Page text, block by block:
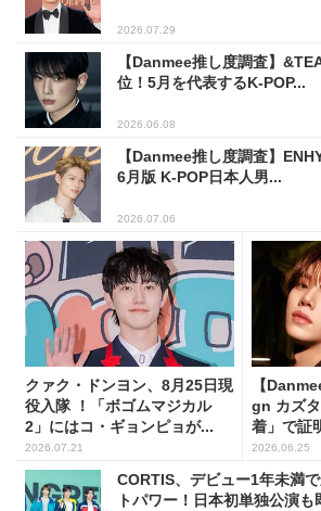
2026.07.29
【Danmee推し度調査】
位！5月を代表するK-POP...
2026.06.08
【Danmee推し度調査】
6月版 K-POP日本人男...
2026.07.06
クァク・ドンヨン、8月25日現
役入隊 ！「ボゴムマジカル
2」にはコ・ギョンピョが...
2026.07.21
【
gn カズ
着」で証
2026.06.25
CORTIS、デビュー1年未満
トパワー！日本初単独公演も